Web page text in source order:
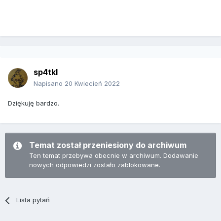
sp4tkl
Napisano 20 Kwiecień 2022
Dziękuję bardzo.
Temat został przeniesiony do archiwum
Ten temat przebywa obecnie w archiwum. Dodawanie
nowych odpowiedzi zostało zablokowane.
Lista pytań